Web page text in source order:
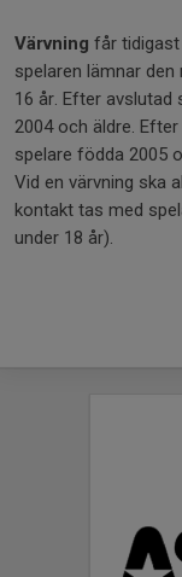
Värvning får
spelaren lämnar
16 år. Efter avslutad
2004 och äldre.
spelare födda 2005
Vid en värvning ska
kontakt tas med
under 18 år).